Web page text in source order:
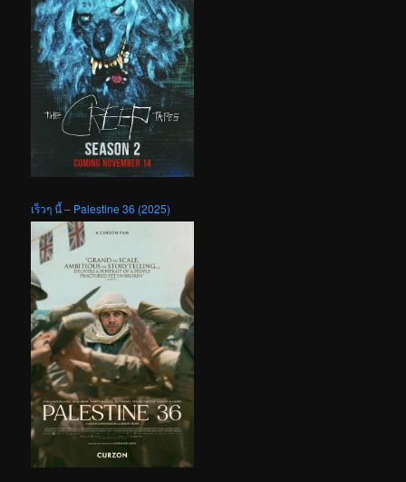
เร็วๆ นี้ – Palestine 36 (2025)